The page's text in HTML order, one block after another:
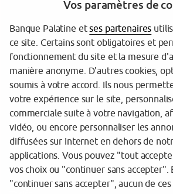
Garantie des dépôts
Protection des données personnelles
Gestion des cookies
Sécurité
Vos paramètres de
Banque Palatine etses partenaires
ce site. Certains sont obligatoires et
fonctionnement du site et la mesure
manière anonyme. D'autres cookies,
soumis à votre accord. Ils nous
votre expérience sur le site,
commerciale suite à votre navigation,
vidéo, ou encore personnaliser les
diffusées sur Internet en dehors de
applications. Vous pouvez "tout
vos choix ou "continuer sans accepter".
"continuer sans accepter", aucun de